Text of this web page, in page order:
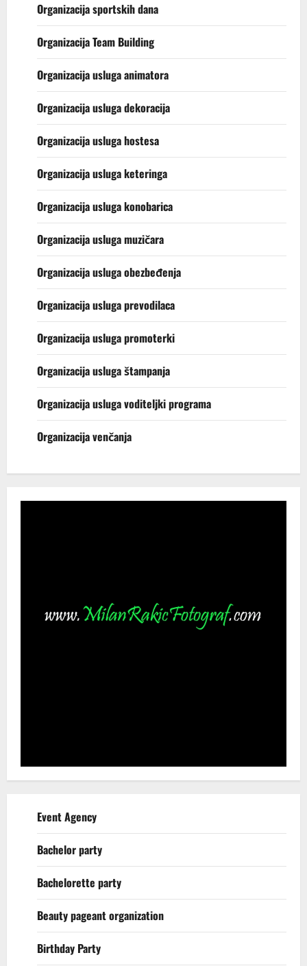
Organizacija sportskih dana
Organizacija Team Building
Organizacija usluga animatora
Organizacija usluga dekoracija
Organizacija usluga hostesa
Organizacija usluga keteringa
Organizacija usluga konobarica
Organizacija usluga muzičara
Organizacija usluga obezbeđenja
Organizacija usluga prevodilaca
Organizacija usluga promoterki
Organizacija usluga štampanja
Organizacija usluga voditeljki programa
Organizacija venčanja
Event Agency
Bachelor party
Bachelorette party
Beauty pageant organization
Birthday Party